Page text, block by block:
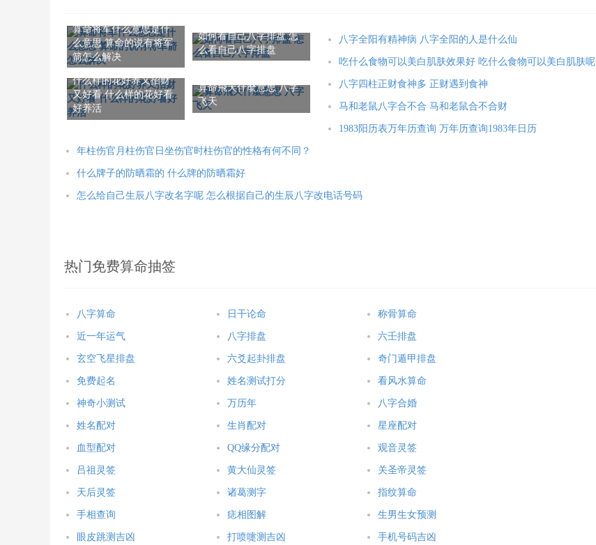
算命将军什么意思是什
么意思 算命的说有将军
箭怎么解决
如何看自己八字排盘 怎
么看自己八字排盘
什么样的花好养又招财
又好看 什么样的花好看
好养活
算命飛天什麼意思 八字
飞天
八字全阳有精神病 八字全阳的人是什么仙
吃什么食物可以美白肌肤效果好 吃什么食物可以美白肌肤呢
八字四柱正财食神多 正财遇到食神
马和老鼠八字合不合 马和老鼠合不合财
1983阳历表万年历查询 万年历查询1983年日历
年柱伤官月柱伤官日坐伤官时柱伤官的性格有何不同？
什么牌子的防晒霜的 什么牌的防晒霜好
怎么给自己生辰八字改名字呢 怎么根据自己的生辰八字改电话号码
热门免费算命抽签
八字算命 日干论命 称骨算命
近一年运气 八字排盘 六壬排盘
玄空飞星排盘 六爻起卦排盘 奇门遁甲排盘
免费起名 姓名测试打分 看风水算命
神奇小测试 万历年 八字合婚
姓名配对 生肖配对 星座配对
血型配对 QQ缘分配对 观音灵签
吕祖灵签 黄大仙灵签 关圣帝灵签
天后灵签 诸葛测字 指纹算命
手相查询 痣相图解 生男生女预测
眼皮跳测吉凶 打喷嚏测吉凶 手机号码吉凶